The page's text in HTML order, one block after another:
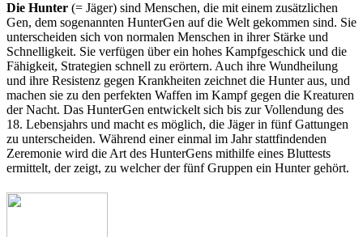
Die Hunter (= Jäger) sind Menschen, die mit einem zusätzlichen
Gen, dem sogenannten HunterGen auf die Welt gekommen sind. Sie
unterscheiden sich von normalen Menschen in ihrer Stärke und
Schnelligkeit. Sie verfügen über ein hohes Kampfgeschick und die
Fähigkeit, Strategien schnell zu erörtern. Auch ihre Wundheilung
und ihre Resistenz gegen Krankheiten zeichnet die Hunter aus, und
machen sie zu den perfekten Waffen im Kampf gegen die Kreaturen
der Nacht. Das HunterGen entwickelt sich bis zur Vollendung des
18. Lebensjahrs und macht es möglich, die Jäger in fünf Gattungen
zu unterscheiden. Während einer einmal im Jahr stattfindenden
Zeremonie wird die Art des HunterGens mithilfe eines Bluttests
ermittelt, der zeigt, zu welcher der fünf Gruppen ein Hunter gehört.